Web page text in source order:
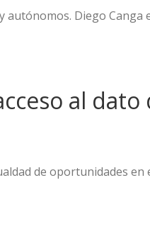
Diego
al
de oportunidades en